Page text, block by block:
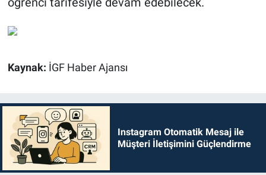
Kaynak: İGF Haber Ajansı
Instagram Otomatik Mesaj ile
Müşteri İletişimini Güçlendirme